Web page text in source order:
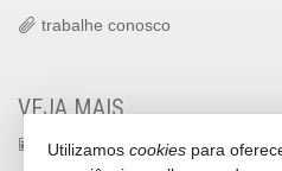
trabalhe conosco
VEJA MAIS
receba nosso newsletter
Utilizamos cookies para